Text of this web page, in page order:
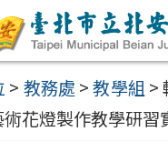
> 教務處 >教學組 >
花燈製作教學研習